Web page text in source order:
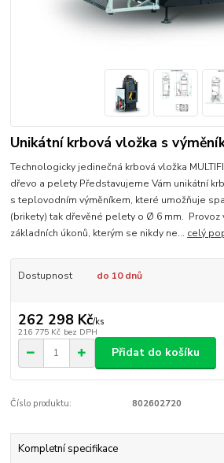
Unikátní krbová vložka s
Technologicky jedinečná krbová vložka
dřevo a pelety Představujeme Vám unikátní
s teplovodním výměníkem, které umožňuje
(brikety) tak dřevěné pelety o Ø 6 mm. Provoz
základních úkonů, kterým se nikdy ne... celý
Dostupnost do 10 dnů
262 298 Kč/ks
216 775 Kč bez DPH
Přidat do košíku
Číslo produktu: 802602720
Kompletní specifikace